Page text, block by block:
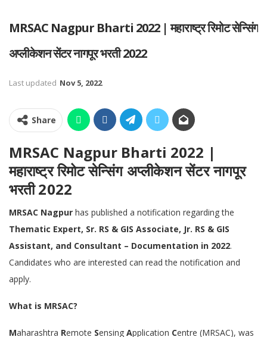
MRSAC Nagpur Bharti 2022 | महाराष्ट्र रिमोट सेन्सिंग
अप्लीकेशन सेंटर नागपूर भरती 2022
Last updated Nov 5, 2022
Share
MRSAC Nagpur Bharti 2022 |
महाराष्ट्र रिमोट सेन्सिंग अप्लीकेशन सेंटर नागपूर
भरती 2022
MRSAC Nagpur has published a notification regarding the
Thematic Expert, Sr. RS & GIS Associate, Jr. RS & GIS
Assistant, and Consultant – Documentation in 2022.
Candidates who are interested can read the notification and
apply.
What is MRSAC?
Maharashtra Remote Sensing Application Centre (MRSAC), was